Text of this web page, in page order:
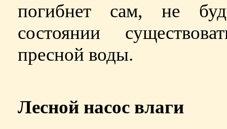
погибнет сам, не
состоянии
пресной воды.
Лесной насос влаги